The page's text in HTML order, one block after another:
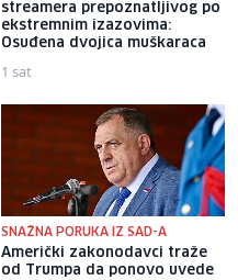
streamera prepoznatljivog po
ekstremnim izazovima:
Osuđena dvojica muškaraca
1 sat
SNAŽNA PORUKA IZ SAD-A
Američki zakonodavci traže
od Trumpa da ponovo uvede